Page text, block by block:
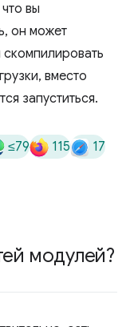
вы
он может
скомпилировать
вместо
запуститься.
≤79 115 17
модулей?